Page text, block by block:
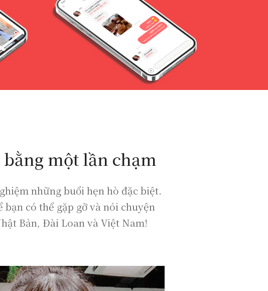
một lần chạm
những buổi hẹn hò đặc biệt.
có thể gặp gỡ và nói chuyện
Bản, Đài Loan và Việt Nam!